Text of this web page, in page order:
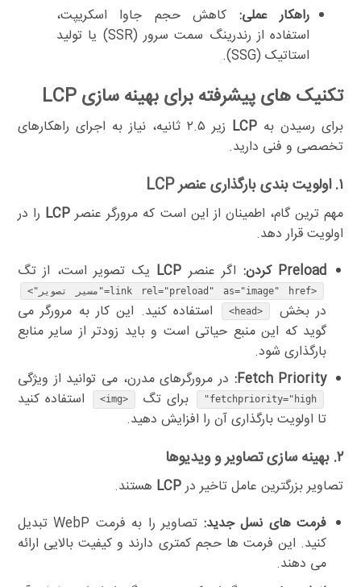
راهکار عملی: کاهش حجم جاوا اسکریپت،
استفاده از رندرینگ سمت سرور (SSR) یا تولید
استاتیک (SSG).
تکنیک های پیشرفته برای بهینه سازی LCP
برای رسیدن به LCP
زیر ۲.۵ ثانیه، نیاز به اجرای راهکارهای
تخصصی و فنی دارید.
۱. اولویت بندی بارگذاری عنصر LCP
مهم ترین گام، اطمینان از این است که مرورگر عنصرLCP را در
اولویت قرار دهد.
Preload کردن:
اگر عنصر LCP یک تصویر است، از تگ
<link rel="preload" as="image" href="مسیر تصویر">
در بخش <head>
استفاده کنید. این کار به مرورگر می
گوید که این منبع حیاتی است و باید زودتر از سایر منابع
بارگذاری شود.
Fetch Priority: در مرورگرهای مدرن، می توانید از ویژگی
fetchpriority="high" برای تگ <img>
استفاده کنید
تا اولویت بارگذاری آن را افزایش دهید.
۲. بهینه سازی تصاویر و ویدیوها
تصاویر بزرگترین عامل تاخیر درLCP هستند.
فرمت های نسل جدید:
تصاویر را به فرمت WebP تبدیل
کنید. این فرمت ها حجم کمتری دارند و کیفیت بالایی ارائه
می دهند.